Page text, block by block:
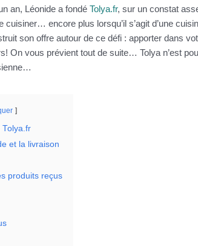
an, Léonide a fondéTolya.fr, sur un constat
cuisiner… encore plus lorsqu’il s’agit d’une
son offre autour de ce défi : apporter dans
On vous prévient tout de suite… Tolya n’est
Tolya.fr
et la livraison
produits reçus